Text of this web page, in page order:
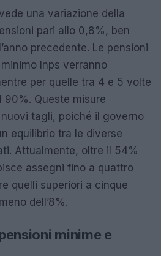
una variazione della
pari allo 0,8%, ben
precedente. Le pensioni
Inps verranno
per quelle tra 4 e 5 volte
90%. Queste misure
tagli, poiché il governo
equilibrio tra le diverse
Attualmente, oltre il 54%
assegni fino a quattro
quelli superiori a cinque
dell’8%.
minime e